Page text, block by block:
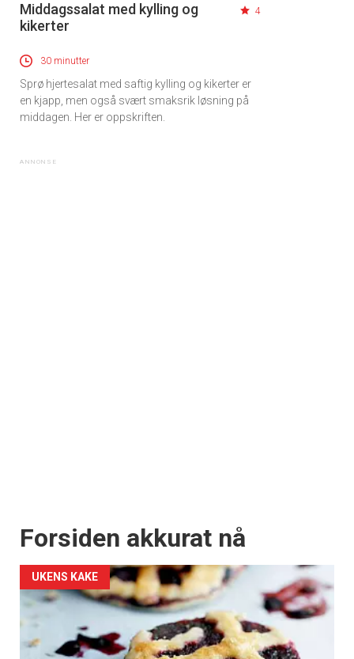
Middagssalat med kylling og
kikerter
4
30 minutter
Sprø hjertesalat med saftig kylling og kikerter er
en kjapp, men også svært smaksrik løsning på
middagen. Her er oppskriften.
Forsiden akkurat nå
UKENS KAKE